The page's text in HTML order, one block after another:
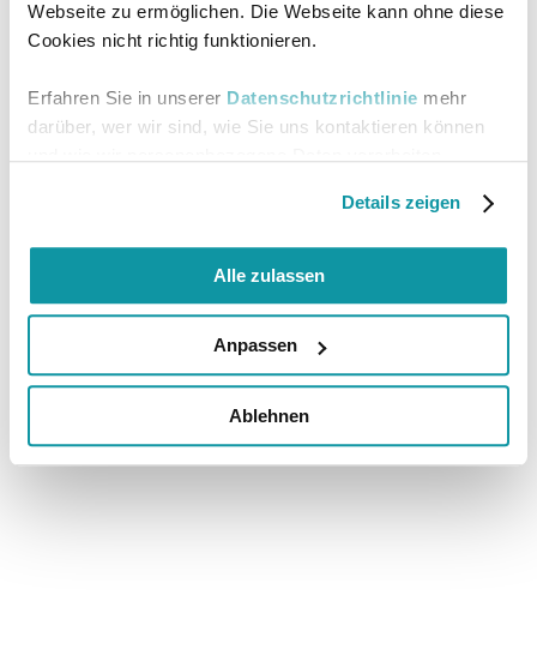
Webseite zu ermöglichen. Die Webseite kann ohne diese
Cookies nicht richtig funktionieren.
Erfahren Sie in unserer Datenschutzrichtlinie mehr
darüber, wer wir sind, wie Sie uns kontaktieren können
Details zeigen
Alle zulassen
Anpassen
Ablehnen